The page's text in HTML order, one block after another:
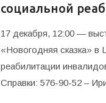
социальной
17 декабря, 12:00 —
«Новогодняя сказка» в
реабилитации
Справки: 576-90-52 –